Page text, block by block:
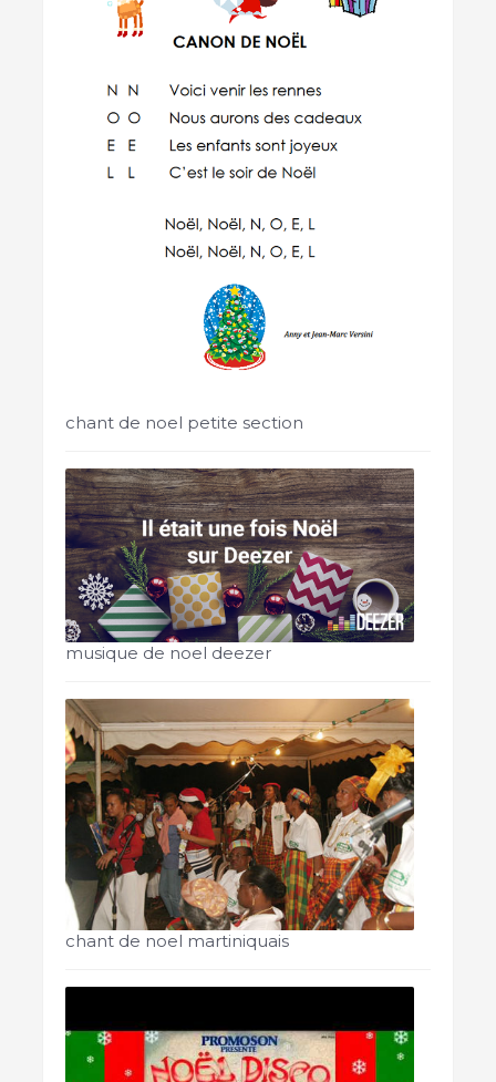
chant de noel petite section
musique de noel deezer
chant de noel martiniquais